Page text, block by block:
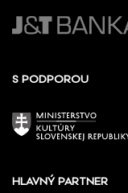
S PODPOROU
HLAVNÝ PARTNER